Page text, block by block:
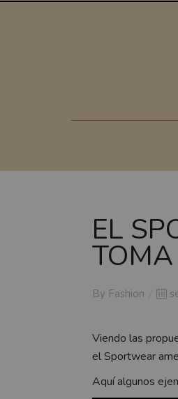
EL
By Fashion
Viendo las
el Sportwear
Aquí algunos